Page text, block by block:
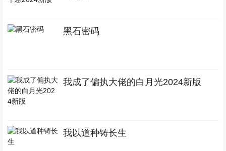
黑石密码
我成了偏执大佬的白月光2024新版
我以道种铸长生